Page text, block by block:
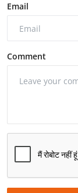
Email
Comment